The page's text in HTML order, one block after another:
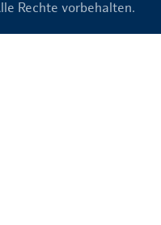
Rechte vorbehalten.